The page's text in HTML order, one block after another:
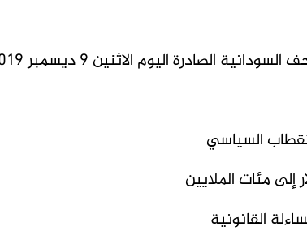
الصادرة اليوم الاثنين 9 ديسمبر 2019.
السياسي
القانونية